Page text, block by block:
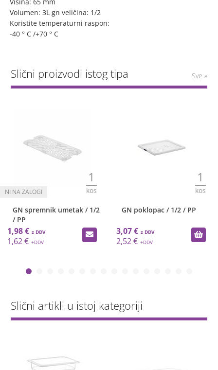
Volumen: 3L gn veličina: 1/2
Koristite temperaturni raspon:
-40 ° C /+70 ° C
Slični proizvodi istog tipa Sve »
1
kos
GN spremnik umetak / 1/2
/ PP
1,98 €
1,62 €
1
kos
GN poklopac / 1/2 / PP
3,07 €
2,52 €
Slični artikli u istoj kategoriji